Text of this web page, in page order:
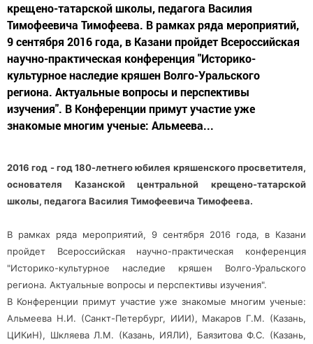
крещено-татарской школы, педагога Василия
Тимофеевича Тимофеева. В рамках ряда мероприятий,
9 сентября 2016 года, в Казани пройдет Всероссийская
научно-практическая конференция "Историко-
культурное наследие кряшен Волго-Уральского
региона. Актуальные вопросы и перспективы
изучения". В Конференции примут участие уже
знакомые многим ученые: Альмеева...
2016 год - год 180-летнего юбилея кряшенского просветителя,
основателя Казанской центральной крещено-татарской
школы, педагога Василия Тимофеевича Тимофеева.
В рамках ряда мероприятий, 9 сентября 2016 года, в Казани
пройдет Всероссийская научно-практическая конференция
"Историко-культурное наследие кряшен Волго-Уральского
региона. Актуальные вопросы и перспективы изучения".
В Конференции примут участие уже знакомые многим ученые:
Альмеева Н.И. (Санкт-Петербург, ИИИ), Макаров Г.М. (Казань,
ЦИКиН), Шкляева Л.М. (Казань, ИЯЛИ), Баязитова Ф.С. (Казань,